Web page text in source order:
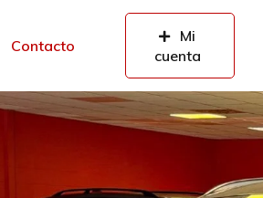
Contacto
Mi
cuenta